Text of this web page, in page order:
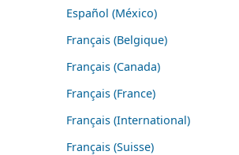
Español (México)
Français (Belgique)
Français (Canada)
Français (France)
Français (International)
Français (Suisse)